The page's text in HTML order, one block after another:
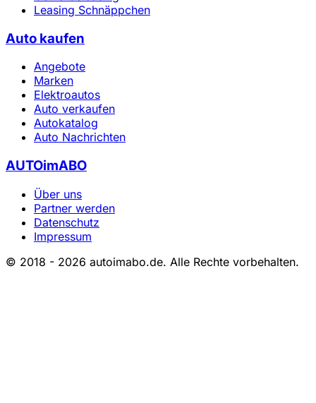
Leasing Schnäppchen
Auto kaufen
Angebote
Marken
Elektroautos
Auto verkaufen
Autokatalog
Auto Nachrichten
AUTOimABO
Über uns
Partner werden
Datenschutz
Impressum
© 2018 - 2026 autoimabo.de. Alle Rechte vorbehalten.